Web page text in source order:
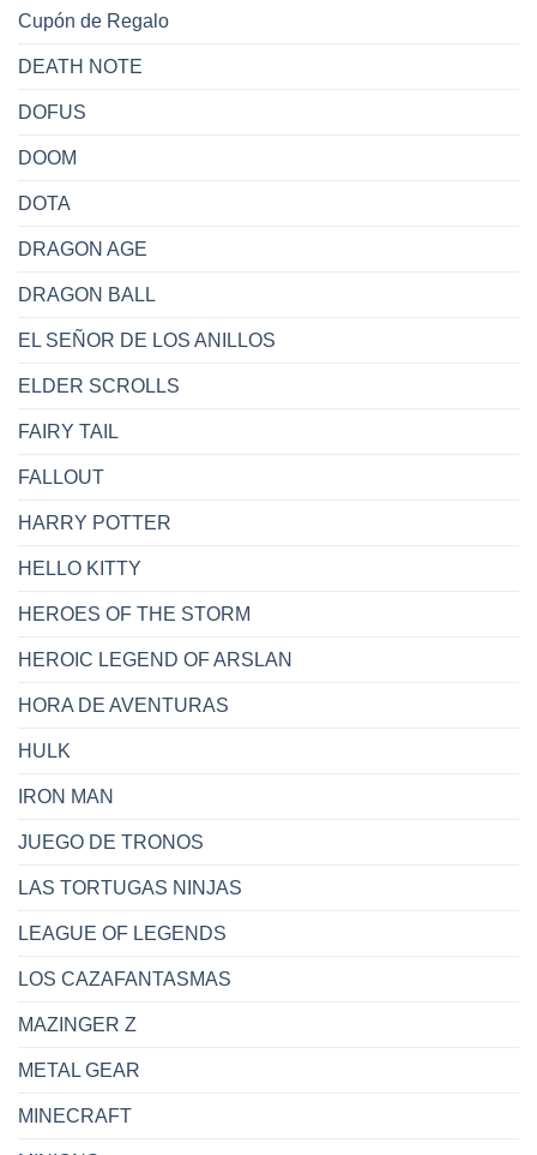
Cupón de Regalo
DEATH NOTE
DOFUS
DOOM
DOTA
DRAGON AGE
DRAGON BALL
EL SEÑOR DE LOS ANILLOS
ELDER SCROLLS
FAIRY TAIL
FALLOUT
HARRY POTTER
HELLO KITTY
HEROES OF THE STORM
HEROIC LEGEND OF ARSLAN
HORA DE AVENTURAS
HULK
IRON MAN
JUEGO DE TRONOS
LAS TORTUGAS NINJAS
LEAGUE OF LEGENDS
LOS CAZAFANTASMAS
MAZINGER Z
METAL GEAR
MINECRAFT